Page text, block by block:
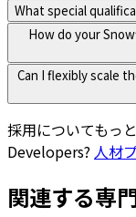
What special
How do your
Can I flexibly scale
採用についてもっ
Developers? 人材
関連する専